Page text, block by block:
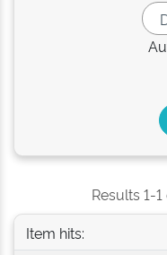
Results 1-
Item hits: